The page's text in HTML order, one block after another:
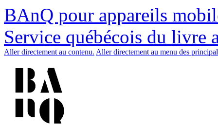
BAnQ pour appareils
Service québécois du livre
Aller directement au contenu. Aller directement au menu des